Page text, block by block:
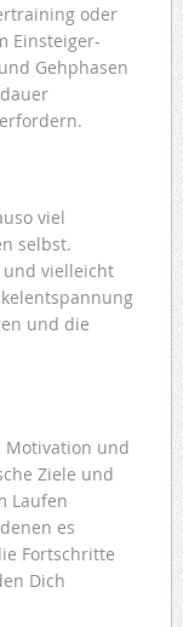
oder
Einsteiger-
Gehphasen
viel
selbst.
und vielleicht
und die
Motivation und
Ziele und
Laufen
es
Fortschritte
Dich